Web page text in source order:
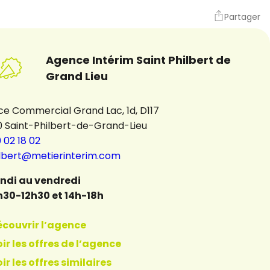
Partager
Agence Intérim Saint Philbert de
Grand Lieu
Commercial Grand Lac, 1d, D117
Saint-Philbert-de-Grand-Lieu
18 02
au vendredi
12h30 et 14h-18h
l’agence
les offres de l’agence
les offres similaires